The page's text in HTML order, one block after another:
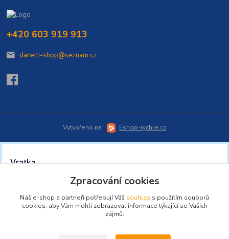
+420 603 919 913
danetti-shop@seznam.cz
Vytvořeno na Eshop-rychle.cz
Zpracování cookies
Náš e-shop a partneři potřebují Váš souhlas s použitím souborů
cookies, aby Vám mohli zobrazovat informace týkající se Vašich
zájmů.